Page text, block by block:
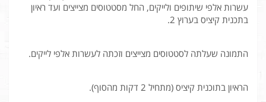
עשרות אלפי שיתופים ולייקים, החל מסטטוסים מצייצים ועד ראיון
בתכנית קיציס בערוץ 2.
התמונה שעלתה לסטטוסים מצייצים וזכתה לעשרות אלפי לייקים.
הראיון בתוכנית קיציס (מתחיל 2 דקות מהסוף).